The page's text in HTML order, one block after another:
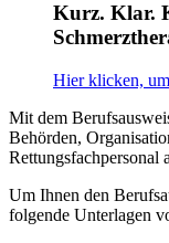
Kurz. Klar.
Hier klicken,
Mit dem
Behörden,
Rettungsfachpersonal
Um Ihnen den
folgende Unterlagen